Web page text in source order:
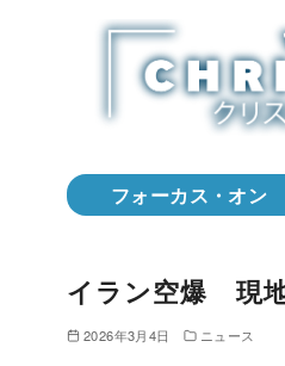
フォーカス・オン
イラン空爆 現
2026年3月4日 ニュース